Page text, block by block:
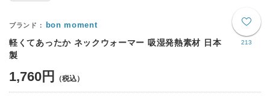
213
bon moment
軽くてあったか ネックウォーマー 吸湿発熱素材 日本
製
1,760円